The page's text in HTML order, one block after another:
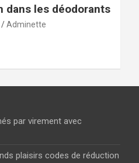
dans les déodorants
Adminette
par virement avec
plaisirs codes de réduction